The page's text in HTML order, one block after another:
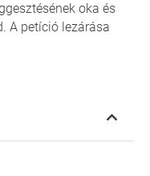
oka és
A petíció lezárása